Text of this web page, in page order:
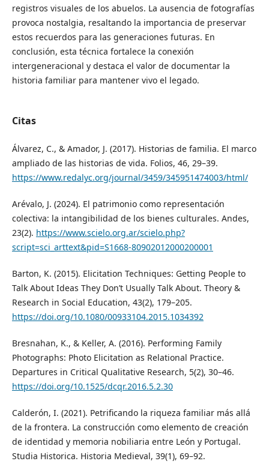
registros visuales de los abuelos. La ausencia de fotografías
provoca nostalgia, resaltando la importancia de preservar
estos recuerdos para las generaciones futuras. En
conclusión, esta técnica fortalece la conexión
intergeneracional y destaca el valor de documentar la
historia familiar para mantener vivo el legado.
Citas
Álvarez, C., & Amador, J. (2017). Historias de familia. El marco
ampliado de las historias de vida. Folios, 46, 29–39.
https://www.redalyc.org/journal/3459/345951474003/html/
Arévalo, J. (2024). El patrimonio como representación
colectiva: la intangibilidad de los bienes culturales. Andes,
23(2). https://www.scielo.org.ar/scielo.php?
script=sci_arttext&pid=S1668-80902012000200001
Barton, K. (2015). Elicitation Techniques: Getting People to
Talk About Ideas They Don’t Usually Talk About. Theory &
Research in Social Education, 43(2), 179–205.
https://doi.org/10.1080/00933104.2015.1034392
Bresnahan, K., & Keller, A. (2016). Performing Family
Photographs: Photo Elicitation as Relational Practice.
Departures in Critical Qualitative Research, 5(2), 30–46.
https://doi.org/10.1525/dcqr.2016.5.2.30
Calderón, I. (2021). Petrificando la riqueza familiar más allá
de la frontera. La construcción como elemento de creación
de identidad y memoria nobiliaria entre León y Portugal.
Studia Historica. Historia Medieval, 39(1), 69–92.